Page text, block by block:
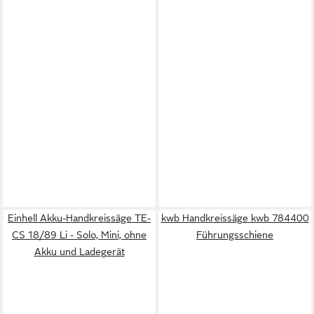
Einhell Akku-Handkreissäge TE-
CS 18/89 Li - Solo, Mini, ohne
Akku und Ladegerät
kwb Handkreissäge kwb 784400
Führungsschiene